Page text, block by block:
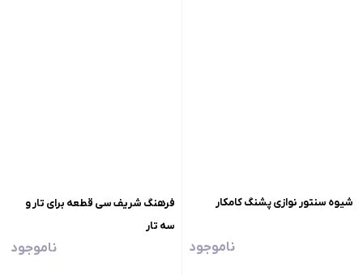
شیوه سنتور نوازی پشنگ کامکار
ناموجود
فرهنگ شریف سی قطعه برای تار و
سه تار
ناموجود